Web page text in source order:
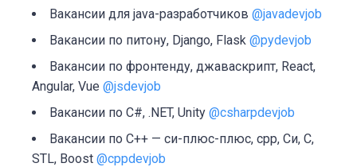
Вакансии для java-разработчиков @javadevjob
Вакансии по питону, Django, Flask @pydevjob
Вакансии по фронтенду, джаваскрипт, React,
Angular, Vue @jsdevjob
Вакансии по C#, .NET, Unity @csharpdevjob
Вакансии по C++ — си-плюс-плюс, cpp, Си, C,
STL, Boost @cppdevjob